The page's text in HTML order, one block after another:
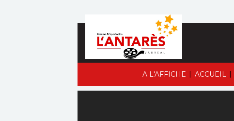
A L'AFFICHE | ACCUEIL |